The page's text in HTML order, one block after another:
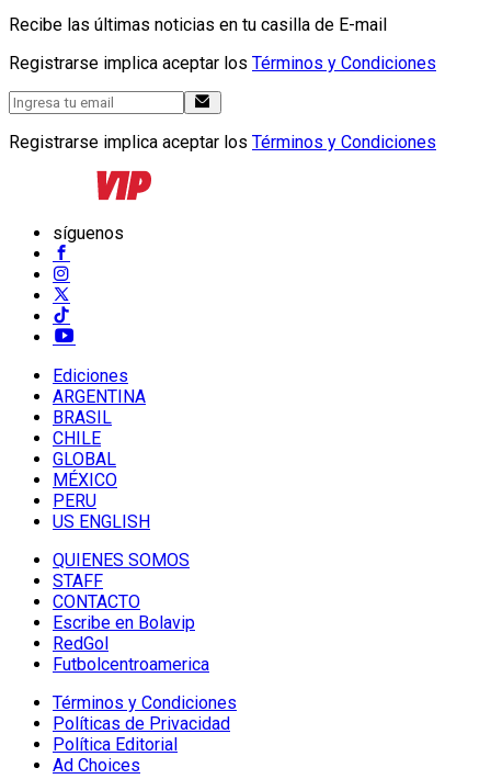
Recibe las últimas noticias en tu casilla de E-mail
Registrarse implica aceptar los Términos y Condiciones
Registrarse implica aceptar los Términos y Condiciones
síguenos
Ediciones
ARGENTINA
BRASIL
CHILE
GLOBAL
MÉXICO
PERU
US ENGLISH
QUIENES SOMOS
STAFF
CONTACTO
Escribe en Bolavip
RedGol
Futbolcentroamerica
Términos y Condiciones
Políticas de Privacidad
Política Editorial
Ad Choices